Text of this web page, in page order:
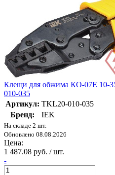
Клещи для обжима КО-07Е 10-
010-035
Артикул: TKL20-010-035
Бренд:
IEK
На складе 2 шт.
Обновлено 08.08.2026
Цена:
1 487.08 руб. / шт.
-